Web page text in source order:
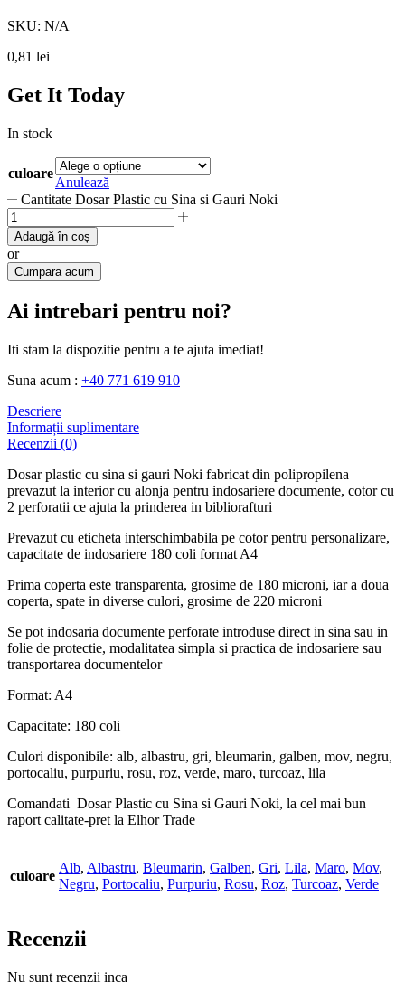
SKU: N/A
0,81 lei
Get It Today
In stock
culoare
Anulează
Cantitate Dosar Plastic cu Sina si Gauri Noki
Adaugă în coș
or
Cumpara acum
Ai intrebari pentru noi?
Iti stam la dispozitie pentru a te ajuta imediat!
Suna acum : +40 771 619 910
Descriere
Informații suplimentare
Recenzii (0)
Dosar plastic cu sina si gauri Noki fabricat din polipropilena
prevazut la interior cu alonja pentru indosariere documente, cotor cu
2 perforatii ce ajuta la prinderea in bibliorafturi
Prevazut cu eticheta interschimbabila pe cotor pentru personalizare,
capacitate de indosariere 180 coli format A4
Prima coperta este transparenta, grosime de 180 microni, iar a doua
coperta, spate in diverse culori, grosime de 220 microni
Se pot indosaria documente perforate introduse direct in sina sau in
folie de protectie, modalitatea simpla si practica de indosariere sau
transportarea documentelor
Format: A4
Capacitate: 180 coli
Culori disponibile: alb, albastru, gri, bleumarin, galben, mov, negru,
portocaliu, purpuriu, rosu, roz, verde, maro, turcoaz, lila
Comandati Dosar Plastic cu Sina si Gauri Noki, la cel mai bun
raport calitate-pret la Elhor Trade
culoare
Alb, Albastru, Bleumarin, Galben, Gri, Lila, Maro, Mov,
Negru, Portocaliu, Purpuriu, Rosu, Roz, Turcoaz, Verde
Recenzii
Nu sunt recenzii inca